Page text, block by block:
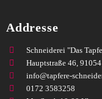
Addresse
Schneiderei "Das
Hauptstraße 46,
info@tapfere-
0172 3583258